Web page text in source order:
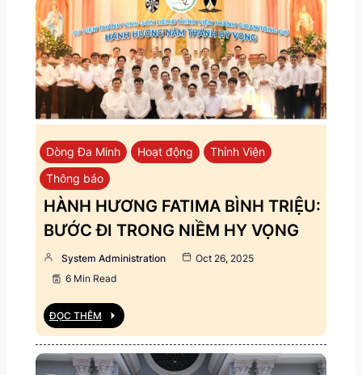
Dòng Đa Minh Hoạt động
Thỉnh Viện
Thông báo
HÀNH HƯƠNG FATIMA BÌNH TRIỆU:
BƯỚC ĐI TRONG NIỀM HY VỌNG
System Administration
Oct 26, 2025
6 Min Read
ĐỌC THÊM